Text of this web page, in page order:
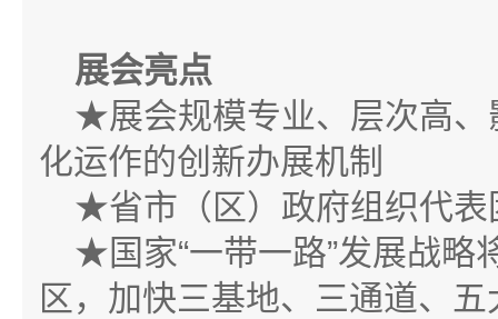
展会亮点
★展会规模专业、层次高、
化运作的创新办展机制
★省市（区）政府组织代表
★国家“一带一路”发展战略
区，加快三基地、三通道、